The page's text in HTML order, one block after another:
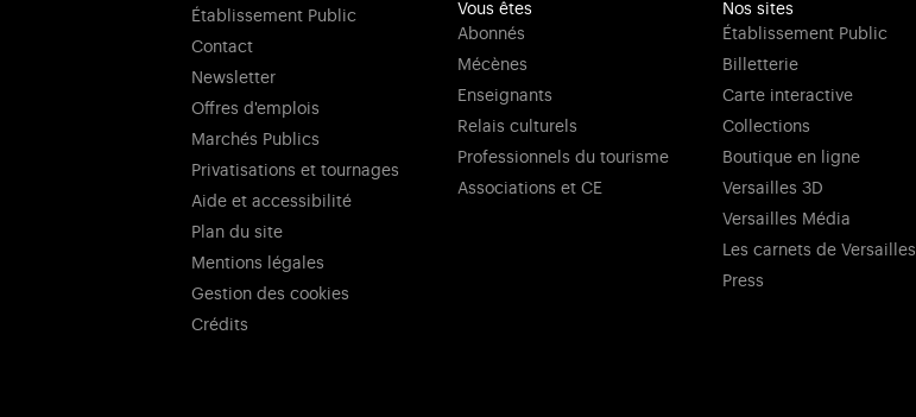
Établissement Public
Contact
Newsletter
Offres d'emplois
Marchés Publics
Privatisations et tournages
Aide et accessibilité
Plan du site
Mentions légales
Gestion des cookies
Crédits
Vous êtes
Abonnés
Mécènes
Enseignants
Relais culturels
Professionnels du tourisme
Associations et CE
Nos sites
Établissement Public
Billetterie
Carte interactive
Collections
Boutique en ligne
Versailles 3D
Versailles Média
Les carnets de Versailles
Press